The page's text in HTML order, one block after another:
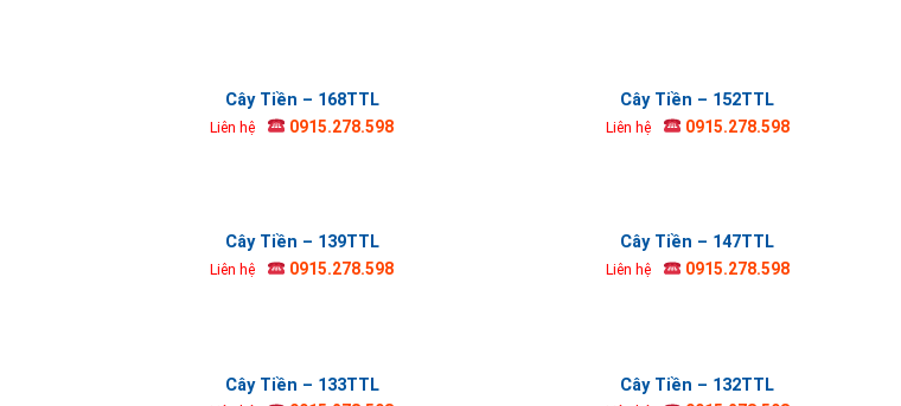
Cây Tiền – 168TTL
Liên hệ 0915.278.598
Cây Tiền – 152TTL
Liên hệ 0915.278.598
Cây Tiền – 139TTL
Liên hệ 0915.278.598
Cây Tiền – 147TTL
Liên hệ 0915.278.598
Cây Tiền – 133TTL Cây Tiền – 132TTL